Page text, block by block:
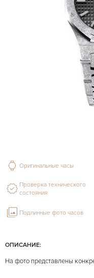
ОПИСАНИЕ:
На фото представлены
Оригинальные часы
Проверка технического
состояния
Подлинные фото часов